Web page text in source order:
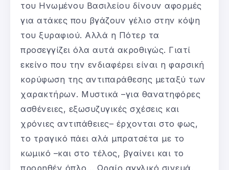
του Ηνωμένου Βασιλείου δίνουν αφορμές
για ατάκες που βγάζουν γέλιο στην κόψη
του ξυραφιού. Αλλά η Πότερ τα
προσεγγίζει όλα αυτά ακροθιγώς. Γιατί
εκείνο που την ενδιαφέρει είναι η φαρσική
κορύφωση της αντιπαράθεσης μεταξύ των
χαρακτήρων. Μυστικά –για θανατηφόρες
ασθένειες, εξωσυζυγικές σχέσεις και
χρόνιες αντιπάθειες– έρχονται στο φως,
το τραγικό πάει αλά μπρατσέτα με το
κωμικό –και στο τέλος, βγαίνει και το
προρηθέν όπλο… Ωραίο αγγλικό σινεμά.